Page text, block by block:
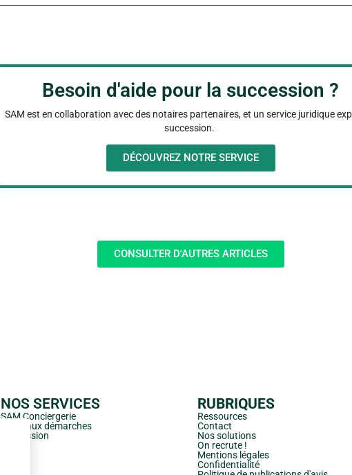
Besoin d'aide pour la succession ?
SAM est en collaboration avec des notaires partenaires, et un service juridique
succession.
DÉCOUVREZ NOTRE SERVICE
CONSULTER D'AUTRES ARTICLES
NOS SERVICES
SAM Conciergerie
Aides aux démarches
Succession
RUBRIQUES
Ressources
Contact
Nos solutions
On recrute !
Mentions légales
Confidentialité